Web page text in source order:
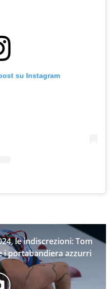
su Instagram
le indiscrezioni: Tom
i portabandiera azzurri